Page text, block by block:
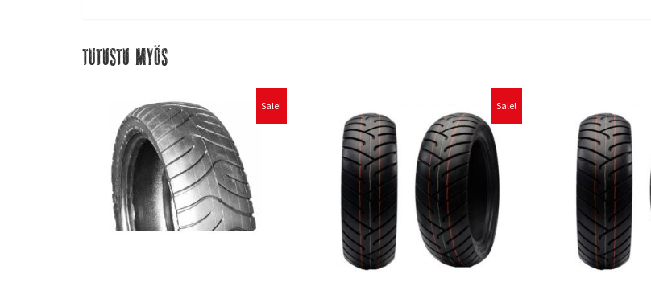
Tutustu myös
Sale! Sale!